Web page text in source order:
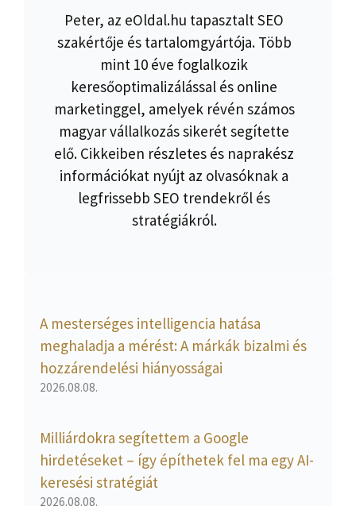
Peter, az eOldal.hu tapasztalt SEO
szakértője és tartalomgyártója. Több
mint 10 éve foglalkozik
keresőoptimalizálással és online
marketinggel, amelyek révén számos
magyar vállalkozás sikerét segítette
elő. Cikkeiben részletes és naprakész
információkat nyújt az olvasóknak a
legfrissebb SEO trendekről és
stratégiákról.
A mesterséges intelligencia hatása
meghaladja a mérést: A márkák bizalmi és
hozzárendelési hiányosságai
2026.08.08.
Milliárdokra segítettem a Google
hirdetéseket – így építhetek fel ma egy AI-
keresési stratégiát
2026.08.08.